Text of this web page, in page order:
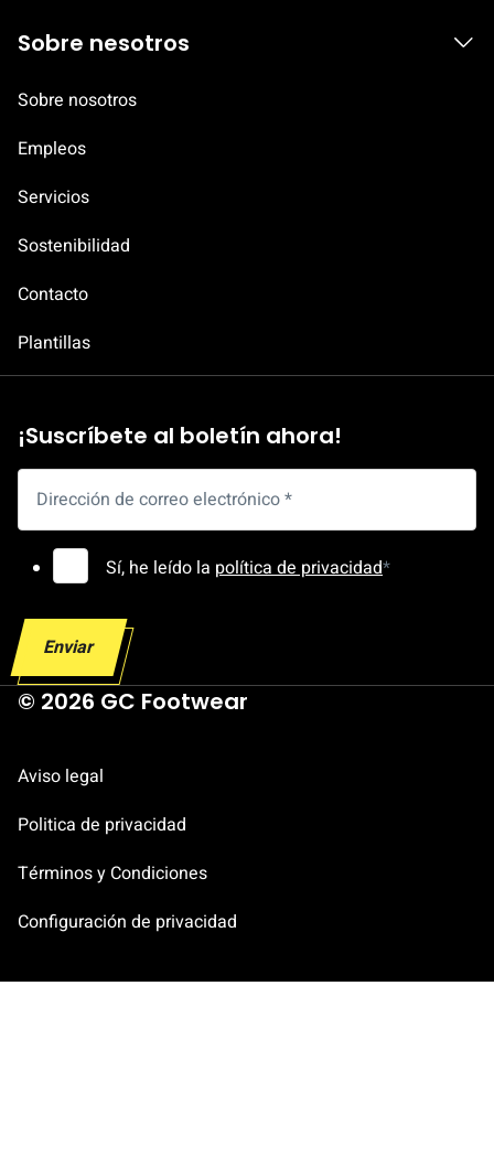
Sobre nesotros
Sobre nosotros
Empleos
Servicios
Sostenibilidad
Contacto
Plantillas
¡Suscríbete al boletín ahora!
o
n
e
n
i
m
e
n
t
o
D
r
e
c
c
ó
d
e
Dirección de correo electrónico*
n
s
e
n
i
e
t
Sí, he leído la política de privacidad*
Enviar
© 2026 GC Footwear
Aviso legal
Politica de privacidad
Términos y Condiciones
Configuración de privacidad